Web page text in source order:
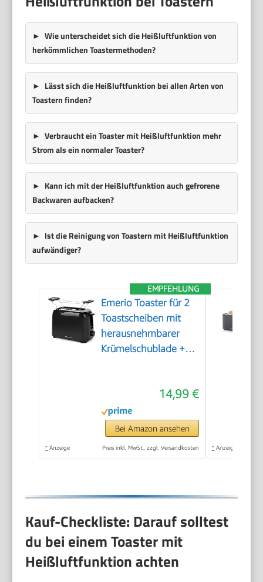
Wie unterscheidet sich die Heißluftfunktion von
herkömmlichen Toastermethoden?
Lässt sich die Heißluftfunktion bei allen Arten von
Toastern finden?
Verbraucht ein Toaster mit Heißluftfunktion mehr
Strom als ein normaler Toaster?
Kann ich mit der Heißluftfunktion auch gefrorene
Backwaren aufbacken?
Ist die Reinigung von Toastern mit Heißluftfunktion
aufwändiger?
EMPFEHLUNG
Emerio Toaster für 2
Toastscheiben mit
herausnehmbarer
Krümelschublade +
Bräunungsstufen +
Brötchenaufsatz +
Kabelaufwicklung |
700W | TO-128676.3
14,99 €
Bei Amazon ansehen
* Anzeige Preis inkl. MwSt., zzgl. Versandkosten * Anzeige
Kauf-Checkliste: Darauf solltest
du bei einem Toaster mit
Heißluftfunktion achten